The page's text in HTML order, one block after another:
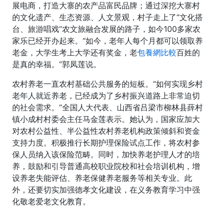
展电商，打造大寨的农产品富民品牌；通过深挖大寨村
的文化遗产、生态资源、人文景观，村子走上了“文化搭
台、旅游唱戏”农文旅融合发展的路子，如今100多家农
家乐已经开办起来。“如今，老年人每个月都可以领取养
老金，大学生考上大学还有奖金，老包養網比較百姓的
是真的幸福。”郭凤莲说。
农村养老一直农村基础公共服务的短板。“如何实现乡村
老年人就近养老，已经成为了乡村振兴道路上非常迫切
的社会需求。”全国人大代表、山西省吕梁市柳林县薛村
镇小成村村委会主任马金莲表示。她认为，国家应加大
对农村公益性、半公益性农村养老机构政策倾斜和资金
支持力度。积极推行长期护理保险试点工作，将农村参
保人员纳入该保险范畴。同时，加快养老护理人才的培
养，鼓励和引导普通高校职业院校和社会培训机构，增
设养老失能评估、养老保健养老服务等相关专业。此
外，还要切实加强德孝文化建设，在义务教育学习中强
化敬老爱老文化教育。